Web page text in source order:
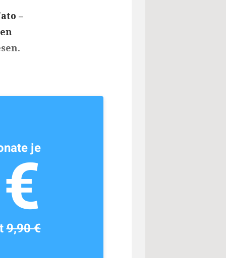
–
je
9,90 €